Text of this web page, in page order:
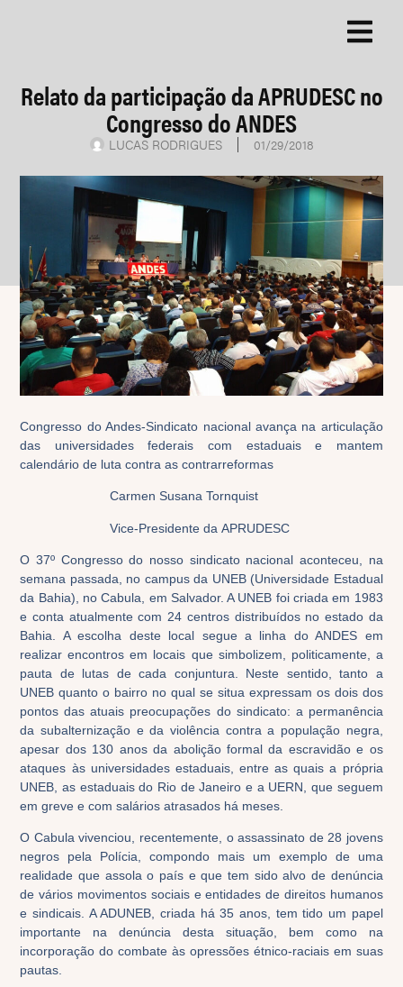
Relato da participação da APRUDESC no
Congresso do ANDES
LUCAS RODRIGUES 01/29/2018
Congresso do Andes-Sindicato nacional avança na articulação
das universidades federais com estaduais e mantem
calendário de luta contra as contrarreformas
Carmen Susana Tornquist
Vice-Presidente daAPRUDESC
O 37º Congresso do nosso sindicato nacional aconteceu, na
semana passada, no campus da UNEB (Universidade Estadual
da Bahia), no Cabula, em Salvador. A UNEB foi criada em 1983
e conta atualmente com 24 centros distribuídos no estado da
Bahia. A escolha deste local segue a linha do ANDES em
realizar encontros em locais que simbolizem, politicamente, a
pauta de lutas de cada conjuntura. Neste sentido, tanto a
UNEB quanto o bairro no qual se situa expressam os dois dos
pontos das atuais preocupações do sindicato: a permanência
da subalternização e da violência contra a população negra,
apesar dos 130 anos da abolição formal da escravidão e os
ataques às universidades estaduais, entre as quais a própria
UNEB, as estaduais do Rio de Janeiro e a UERN, que seguem
em greve e com salários atrasados há meses.
O Cabula vivenciou, recentemente, o assassinato de 28 jovens
negros pela Polícia, compondo mais um exemplo de uma
realidade que assola o país e que tem sido alvo de denúncia
de vários movimentos sociais e entidades de direitos humanos
e sindicais. A ADUNEB, criada há 35 anos, tem tido um papel
importante na denúncia desta situação, bem como na
incorporação do combate às opressões étnico-raciais em suas
pautas.